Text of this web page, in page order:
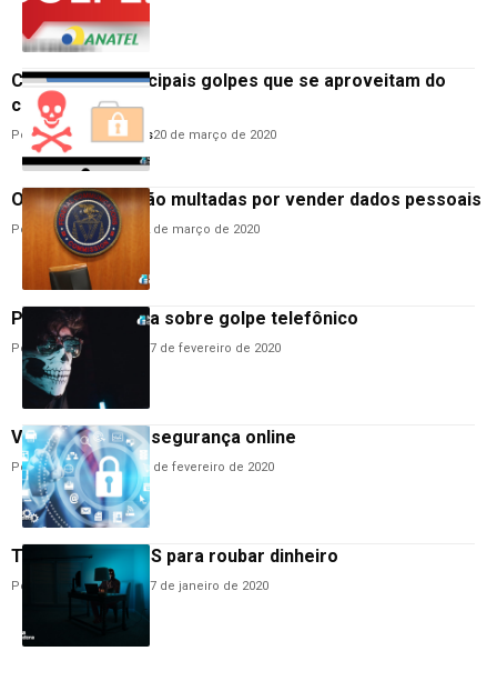
Conheça os principais golpes que se aproveitam do
coronavírus
PorAnderson Guimarães20 de março de 2020
Operadoras serão multadas por vender dados pessoais
Por Hemerson Brandão 2 de março de 2020
Procon faz alerta sobre golpe telefônico
Por Hemerson Brandão 17 de fevereiro de 2020
Vivo dá dicas de segurança online
PorHemerson Brandão 6 de fevereiro de 2020
Trojan utiliza SMS para roubar dinheiro
Por Hemerson Brandão17 de janeiro de 2020